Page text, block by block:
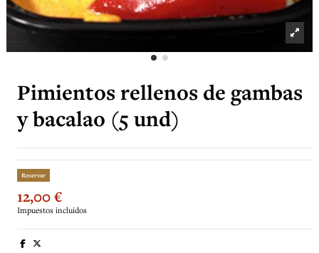
Pimientos rellenos de gambas
y bacalao (5 und)
Reservar
12,00 €
Impuestos incluidos